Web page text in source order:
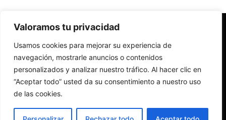
Valoramos tu privacidad
Usamos cookies para mejorar su experiencia de
navegación, mostrarle anuncios o contenidos
personalizados y analizar nuestro tráfico. Al hacer clic en
“Aceptar todo” usted da su consentimiento a nuestro uso
de las cookies.
Redes Cristianas
Una mirada alternativa sobre la Iglesia católica y la sociedad
- Colectivos de Redes Cristianas